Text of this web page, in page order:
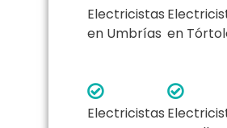
Electricistas
en Umbrías en
Electricistas